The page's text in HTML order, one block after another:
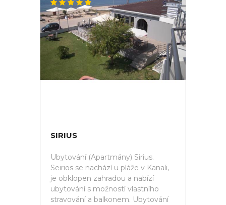
SIRIUS
Ubytování (Apartmány) Sirius.
Seirios se nachází u pláže v Kanali,
je obklopen zahradou a nabízí
ubytování s možností vlastního
stravování a balkonem. Ubytování